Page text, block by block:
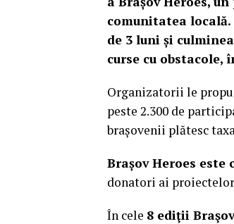
comunitatea
de 3 luni și
curse cu obstacole,
Organizatorii le
peste 2.300 de
brașovenii plătesc
Brașov Heroes
donatori ai
În cele 8 ediţii